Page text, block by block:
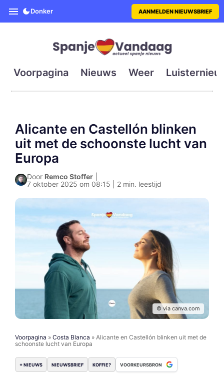
SpanjeVandaag is de eerste
Donker AANMELDEN NIEUWSBRIEF
Voorpagina Nieuws Weer
Alicante en Castellón blinken
uit met de schoonste lucht van
Europa
Door Remco Stoffer
7 oktober 2025 om 08:15 | 2 min. leestijd
© via canva.com
Voorpagina » Costa Blanca » Alicante en Castellón blinken uit met de
schoonste lucht van Europa
+ NIEUWS NIEUWSBRIEF KOFFIE? VOORKEURSBRON